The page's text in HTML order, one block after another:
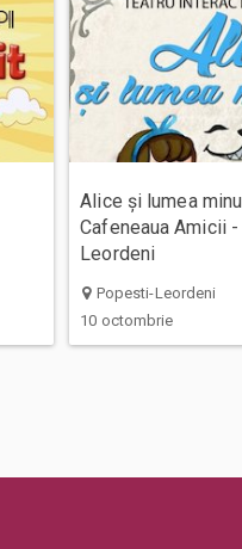
Alice și lumea
Cafeneaua Amicii
Leordeni
Popesti-Leordeni
10 octombrie